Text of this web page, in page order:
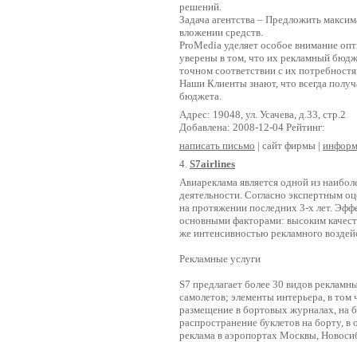
решений.
Задача агентства – Предложить
вложении средств.
ProMedia уделяет особое внимание
уверены в том, что их рекламный
точном соответствии с их
Наши Клиенты знают, что всегда
бюджета.
Адрес: 19048, ул. Усачева, д.33, стр.2
Добавлена: 2008-12-04 Рейтинг:
написать письмо | сайт фирмы |
4. S7airlines
Авиареклама является одной из
деятельности. Согласно экспертным
на протяжении последних 3-х лет.
основными факторами: высоким
же интенсивностью рекламного
Рекламные услуги
S7 предлагает более 30 видов
самолетов; элементы интерьера, в том
размещение в бортовых журналах, на
распространение буклетов на борту,
реклама в аэропортах Москвы,